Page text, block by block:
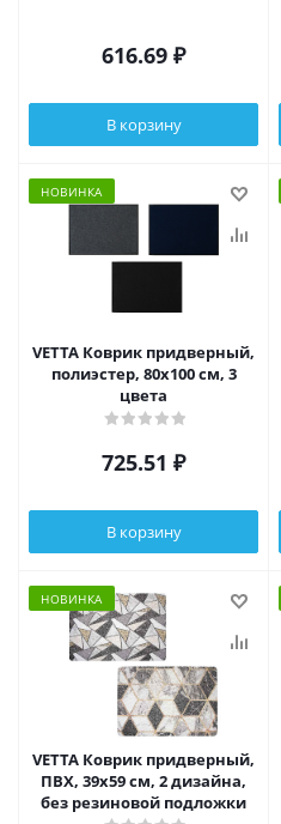
616.69 ₽
В корзину
НОВИНКА
VETTA Коврик придверный,
полиэстер, 80х100 см, 3
цвета
725.51 ₽
В корзину
НОВИНКА
VETTA Коврик придверный,
ПВХ, 39х59 см, 2 дизайна,
без резиновой подложки